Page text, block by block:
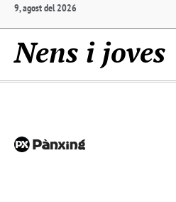
9, agost del 2026
Nens i joves